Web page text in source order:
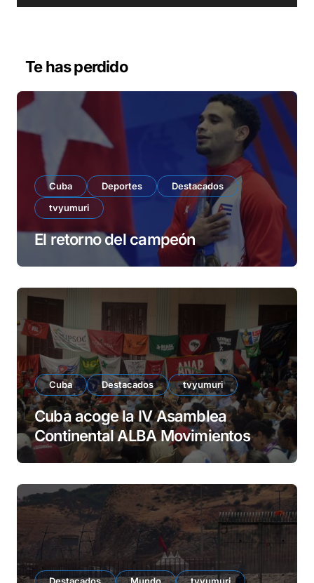
r
d
Te has perdido
Cuba Deportes
Destacados
tvyumuri
El retorno del campeón
Cuba Destacados tvyumuri
Cuba acoge la IV Asamblea
Continental ALBA Movimientos